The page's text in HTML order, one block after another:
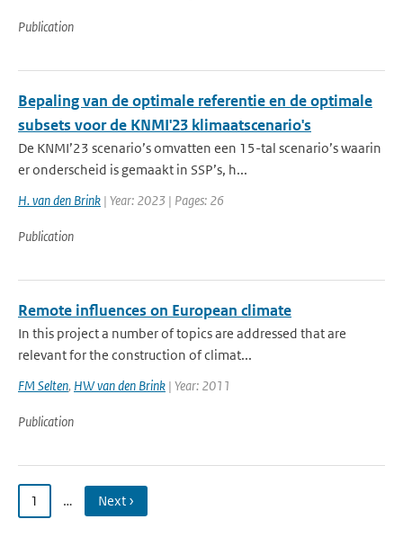
Publication
Bepaling van de optimale referentie en de optimale
subsets voor de KNMI'23 klimaatscenario's
De KNMI’23 scenario’s omvatten een 15-tal scenario’s waarin
er onderscheid is gemaakt in SSP’s, h...
H. van den Brink | Year: 2023 | Pages: 26
Publication
Remote influences on European climate
In this project a number of topics are addressed that are
relevant for the construction of climat...
FM Selten, HW van den Brink | Year: 2011
Publication
1 … Next ›